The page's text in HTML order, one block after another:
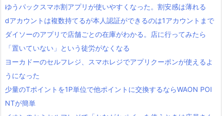
ゆうパックスマホ割アプリが使いやすくなった。割安感は薄れる
dアカウントは複数持てるが本人認証ができるのは1アカウントまで
ダイソーのアプリで店舗ごとの在庫がわかる。店に行ってみたら
「置いていない」という徒労がなくなる
ヨーカドーのセルフレジ、スマホレジでアプリクーポンが使えるよ
うになった
少量のTポイントを1P単位で他ポイントに交換するならWAON POI
NTが簡単